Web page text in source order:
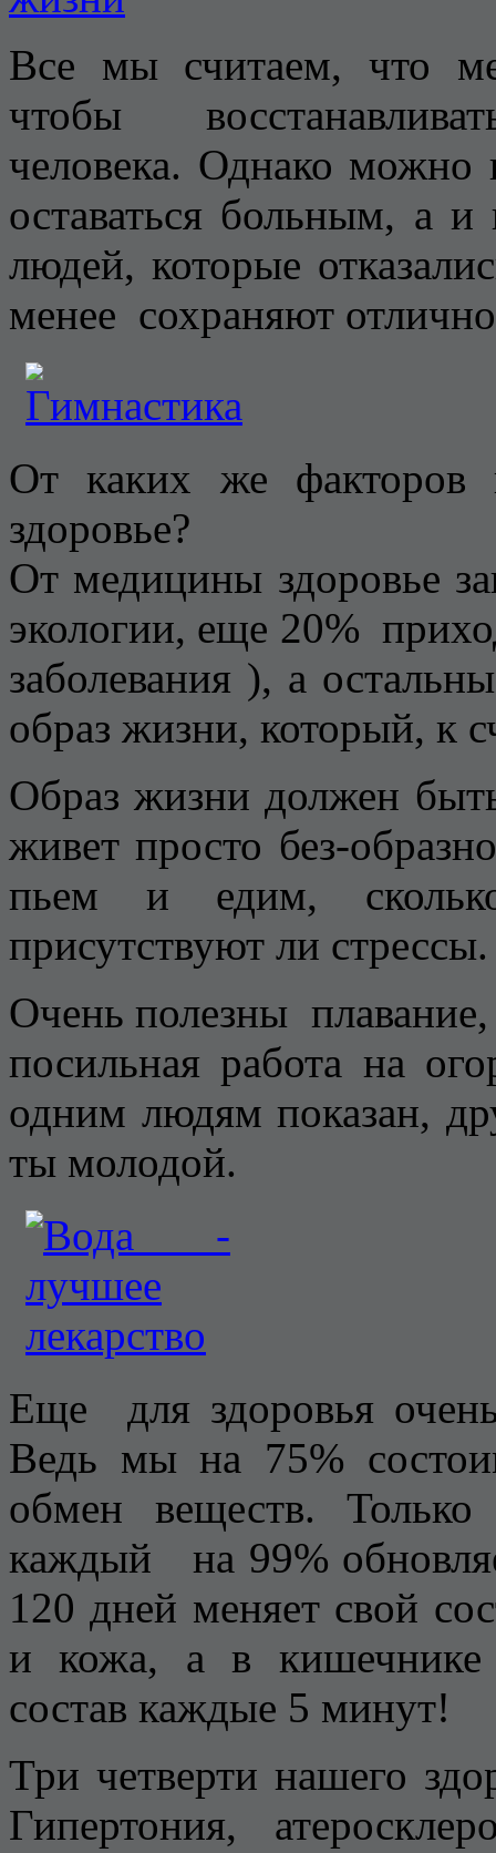
Все мы считаем, что
чтобы
человека. Однако можно
оставаться больным, а
людей, которые
менее сохраняют
От каких же факторов
здоровье?
От медицины здоровье
экологии, еще 20%
заболевания ), а
образ жизни, который, к
Образ жизни должен
живет просто без-
пьем и едим,
присутствуют ли стрессы.
Очень полезны
посильная работа на
одним людям показан,
ты молодой.
Еще для здоровья
Ведь мы на 75%
обмен веществ.
каждый на 99%
120 дней меняет свой
и кожа, а в кишечнике
состав каждые 5 минут!
Три четверти нашего
Гипертония,